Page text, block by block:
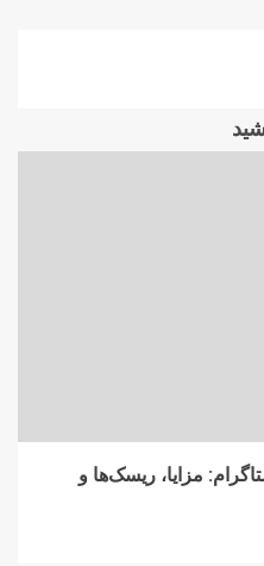
مزایا، ریسک‌ها و